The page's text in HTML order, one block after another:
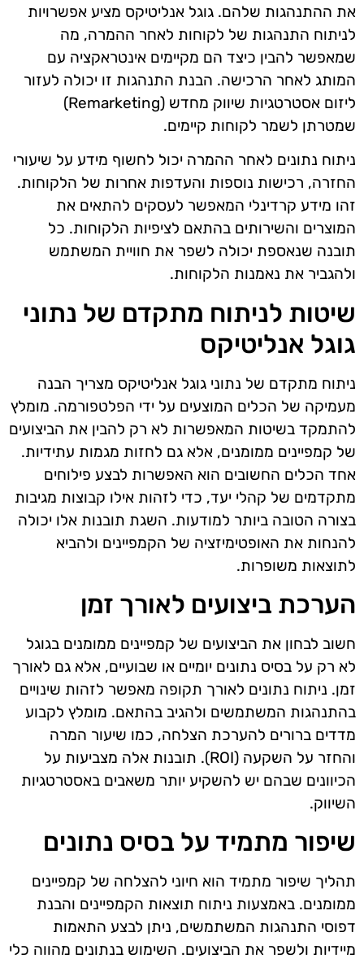
את ההתנהגות שלהם. גוגל אנליטיקס מציע אפשרויות
לניתוח התנהגות של לקוחות לאחר ההמרה, מה
שמאפשר להבין כיצד הם מקיימים אינטראקציה עם
המותג לאחר הרכישה. הבנת התנהגות זו יכולה לעזור
ליזום אסטרטגיות שיווק מחדש (Remarketing)
שמטרתן לשמר לקוחות קיימים.
ניתוח נתונים לאחר ההמרה יכול לחשוף מידע על שיעורי
החזרה, רכישות נוספות והעדפות אחרות של הלקוחות.
זהו מידע קרדינלי המאפשר לעסקים להתאים את
המוצרים והשירותים בהתאם לציפיות הלקוחות. כל
תובנה שנאספת יכולה לשפר את חוויית המשתמש
ולהגביר את נאמנות הלקוחות.
שיטות לניתוח מתקדם של נתוני
גוגל אנליטיקס
ניתוח מתקדם של נתוני גוגל אנליטיקס מצריך הבנה
מעמיקה של הכלים המוצעים על ידי הפלטפורמה. מומלץ
להתמקד בשיטות המאפשרות לא רק להבין את הביצועים
של קמפיינים ממומנים, אלא גם לחזות מגמות עתידיות.
אחד הכלים החשובים הוא האפשרות לבצע פילוחים
מתקדמים של קהלי יעד, כדי לזהות אילו קבוצות מגיבות
בצורה הטובה ביותר למודעות. השגת תובנות אלו יכולה
להנחות את האופטימיזציה של הקמפיינים ולהביא
לתוצאות משופרות.
הערכת ביצועים לאורך זמן
חשוב לבחון את הביצועים של קמפיינים ממומנים בגוגל
לא רק על בסיס נתונים יומיים או שבועיים, אלא גם לאורך
זמן. ניתוח נתונים לאורך תקופה מאפשר לזהות שינויים
בהתנהגות המשתמשים ולהגיב בהתאם. מומלץ לקבוע
מדדים ברורים להערכת הצלחה, כמו שיעור המרה
והחזר על השקעה (ROI). תובנות אלה מצביעות על
הכיוונים שבהם יש להשקיע יותר משאבים באסטרטגיות
השיווק.
שיפור מתמיד על בסיס נתונים
תהליך שיפור מתמיד הוא חיוני להצלחה של קמפיינים
ממומנים. באמצעות ניתוח תוצאות הקמפיינים והבנת
דפוסי התנהגות המשתמשים, ניתן לבצע התאמות
מיידיות ולשפר את הביצועים. השימוש בנתונים מהווה כלי